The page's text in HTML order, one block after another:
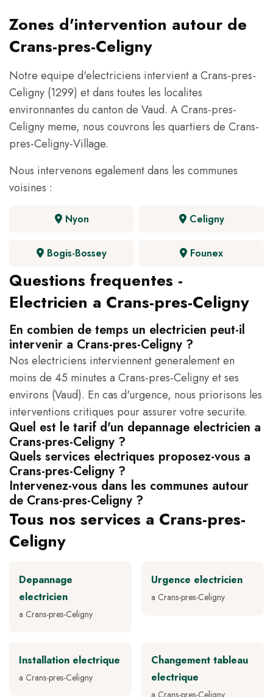
Zones d'intervention autour de
Crans-pres-Celigny
Notre equipe d'electriciens intervient a Crans-pres-
Celigny (1299) et dans toutes les localites
environnantes du canton de Vaud. A Crans-pres-
Celigny meme, nous couvrons les quartiers de Crans-
pres-Celigny-Village.
Nous intervenons egalement dans les communes
voisines :
Nyon Celigny
Bogis-Bossey Founex
Questions frequentes -
Electricien a Crans-pres-Celigny
En combien de temps un electricien peut-il
intervenir a Crans-pres-Celigny ?
Nos electriciens interviennent generalement en
moins de 45 minutes a Crans-pres-Celigny et ses
environs (Vaud). En cas d'urgence, nous priorisons les
interventions critiques pour assurer votre securite.
Quel est le tarif d'un depannage electricien a
Crans-pres-Celigny ?
Quels services electriques proposez-vous a
Crans-pres-Celigny ?
Intervenez-vous dans les communes autour
de Crans-pres-Celigny ?
Tous nos services a Crans-pres-
Celigny
Depannage
electricien
a Crans-pres-Celigny
Urgence electricien
a Crans-pres-Celigny
Installation electrique
a Crans-pres-Celigny
Changement tableau
electrique